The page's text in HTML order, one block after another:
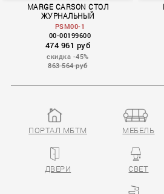
MARGE CARSON СТОЛ
ЖУРНАЛЬНЫЙ
PSM00-1
00-00199600
474 961 руб
скидка -45%
863 564 руб
ПОРТАЛ МБТМ МЕБЕЛЬ
ДВЕРИ СВЕТ